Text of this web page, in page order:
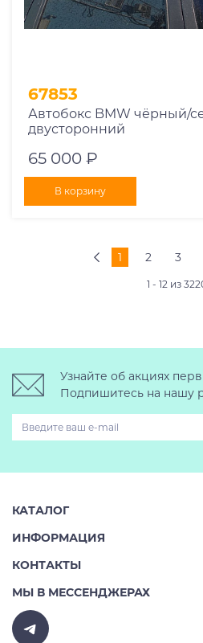
67853
Автобокс BMW чёрный/
двусторонний
65 000 ₽
В корзину
1 2 3
1 - 12 из
Узнайте об акциях
Подпишитесь на нашу
КАТАЛОГ
Багажник на крышу авто
Автобоксы
Крепления велосипедов на
Крепления лыж и
ИНФОРМАЦИЯ
Аренда
Ремонт
Доставка
КОНТАКТЫ
Телефон: 8 (495) 2367486
Бесплатно РФ:
E-mail:
МЫ В МЕССЕНДЖЕРАХ